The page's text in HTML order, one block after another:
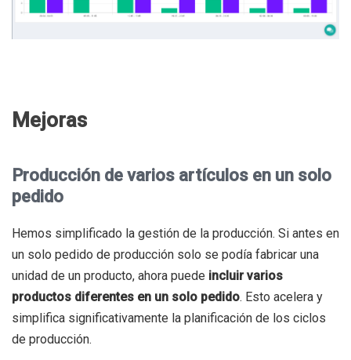
Mejoras
Producción de varios artículos en un solo
pedido
Hemos simplificado la gestión de la producción. Si antes en
un solo pedido de producción solo se podía fabricar una
unidad de un producto, ahora puede incluir varios
productos diferentes en un solo pedido. Esto acelera y
simplifica significativamente la planificación de los ciclos
de producción.